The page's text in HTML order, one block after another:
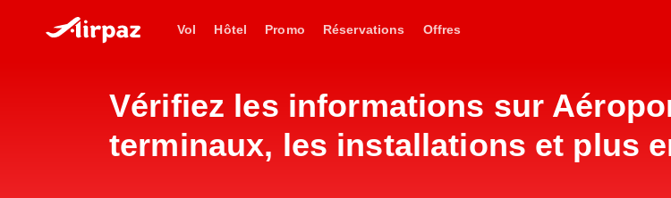
Vol Hôtel Promo Réservations Offres
Vérifiez les informations sur
terminaux, les installations et plus